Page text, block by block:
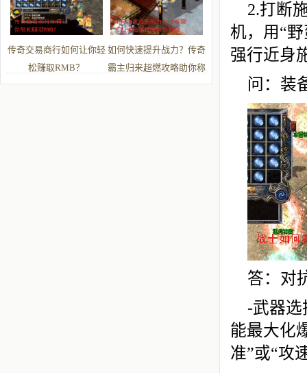
2.打断
机，用“
强行近身
问：装
答：对
-武器选
能最大化
准”或“攻
传奇交易商行如何让你轻
松赚取RMB？
如何快速提升战力？传奇
霸主归来超燃攻略助你称
霸